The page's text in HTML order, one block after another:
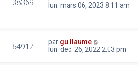
38369
lun. mars 06, 2023 8:11 am
54917 par guillaume
lun. déc. 26, 2022 2:03 pm